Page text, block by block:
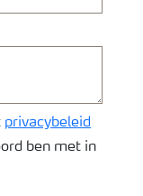
privacybeleid
ben met in